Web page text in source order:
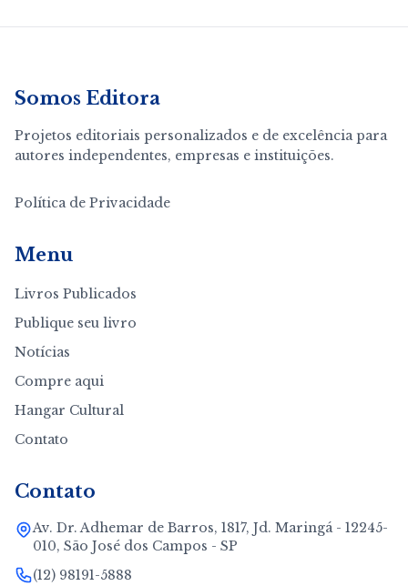
Somos Editora
Projetos editoriais personalizados e de excelência para
autores independentes, empresas e instituições.
Política de Privacidade
Menu
Livros Publicados
Publique seu livro
Notícias
Compre aqui
Hangar Cultural
Contato
Contato
Av. Dr. Adhemar de Barros, 1817, Jd. Maringá - 12245-
010, São José dos Campos - SP
(12) 98191-5888